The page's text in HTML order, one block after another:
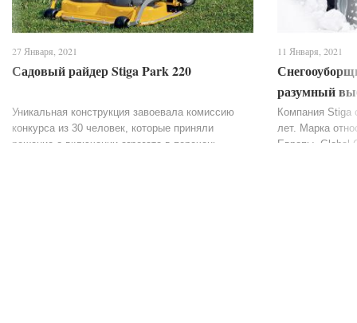
27 Января, 2021
Садовый райдер Stiga Park 220
Уникальная конструкция завоевала комиссию
конкурса из 30 человек, которые приняли
решение о включении агрегата в перечень
11 Января, 2021
разумный
бюджетной
Компания Stiga
лет. Марка
Европы. Global